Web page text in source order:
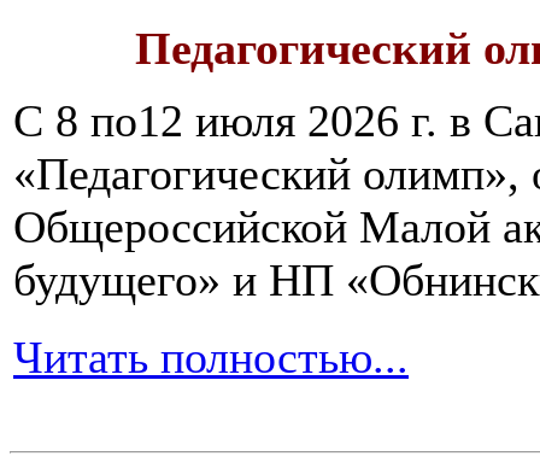
Педагогический
С 8 по12 июля 2026 г. в
«Педагогический олимп»,
Общероссийской Малой
будущего» и НП
Читать полностью...